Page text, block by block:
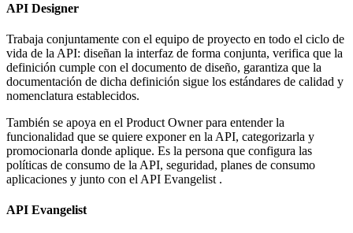
API Designer
Trabaja conjuntamente con el equipo de proyecto en todo el ciclo de
vida de la API: diseñan la interfaz de forma conjunta, verifica que la
definición cumple con el documento de diseño, garantiza que la
documentación de dicha definición sigue los estándares de calidad y
nomenclatura establecidos.
También se apoya en el Product Owner para entender la
funcionalidad que se quiere exponer en la API, categorizarla y
promocionarla donde aplique. Es la persona que configura las
políticas de consumo de la API, seguridad, planes de consumo
aplicaciones y junto con el API Evangelist .
API Evangelist